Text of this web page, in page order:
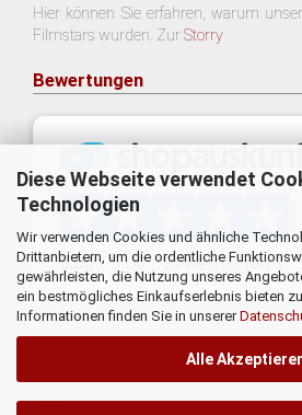
Diese Webseite verwendet
Technologien
Wir verwenden Cookies und ähnliche
Drittanbietern, um die ordentliche
gewährleisten, die Nutzung unseres
ein bestmögliches Einkaufserlebnis bieten
Informationen finden Sie in unserer
Alle
Hier können Sie erfahren, warum
Filmstars wurden. ZurStorry
Bewertungen
* Eine Überprüfung der Bewertungen
Die Bewertungen könnten von
Ware oder Dienstleistung gar nicht
haben.